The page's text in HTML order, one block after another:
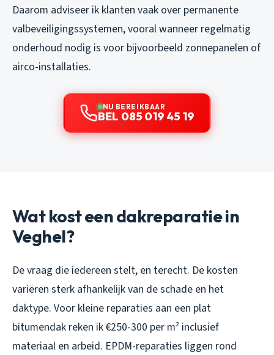
Daarom adviseer ik klanten vaak over permanente
valbeveiligingssystemen, vooral wanneer regelmatig
onderhoud nodig is voor bijvoorbeeld zonnepanelen of
airco-installaties.
NU BEREIKBAAR
BEL 085 019 45 19
Wat kost een dakreparatie in
Veghel?
De vraag die iedereen stelt, en terecht. De kosten
variëren sterk afhankelijk van de schade en het
daktype. Voor kleine reparaties aan een plat
bitumendak reken ik €250-300 per m² inclusief
materiaal en arbeid. EPDM-reparaties liggen rond